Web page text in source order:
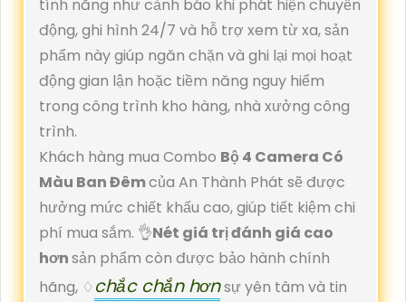
tính năng như cảnh báo khi phát hiện chuyển
động, ghi hình 24/7 và hỗ trợ xem từ xa, sản
phẩm này giúp ngăn chặn và ghi lại mọi hoạt
động gian lận hoặc tiềm năng nguy hiểm
trong công trình kho hàng, nhà xưởng công
trình.
Khách hàng mua Combo Bộ 4 Camera Có
Màu Ban Đêmcủa An Thành Phát sẽ được
hưởng mức chiết khấu cao, giúp tiết kiệm chi
phí mua sắm. 👌Nét giá trị đánh giá cao
hơnsản phẩm còn được bảo hành chính
hãng, ♢chắc chắn hơnsự yên tâm và tin